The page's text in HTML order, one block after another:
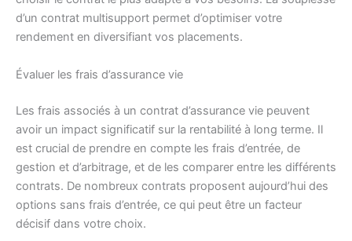
d’un contrat multisupport permet d’optimiser votre
rendement en diversifiant vos placements.
Évaluer les frais d’assurance vie
Les frais associés à un contrat d’assurance vie peuvent
avoir un impact significatif sur la rentabilité à long terme. Il
est crucial de prendre en compte les frais d’entrée, de
gestion et d’arbitrage, et de les comparer entre les différents
contrats. De nombreux contrats proposent aujourd’hui des
options sans frais d’entrée, ce qui peut être un facteur
décisif dans votre choix.